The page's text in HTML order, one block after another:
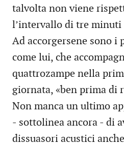
talvolta non viene
l’intervallo di tre
Ad accorgersene sono
come lui, che
quattrozampe nella
giornata, «ben prima di
Non manca un ultimo
- sottolinea ancora - di
dissuasori acustici